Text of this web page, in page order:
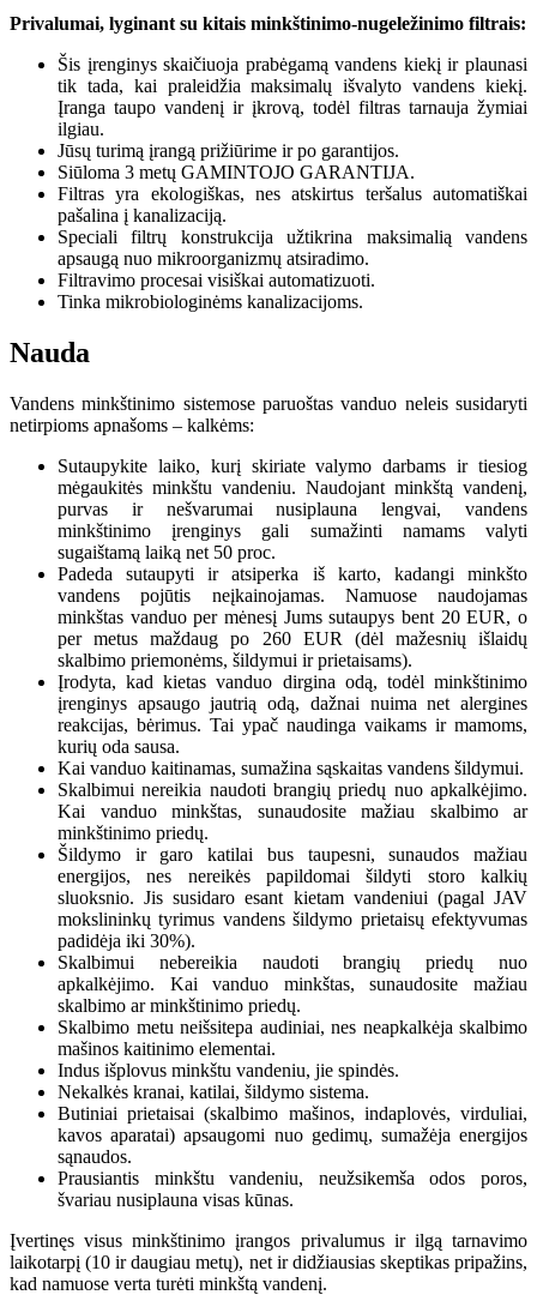
Privalumai, lyginant su kitais minkštinimo-nugeležinimo filtrais:
Šis įrenginys skaičiuoja prabėgamą vandens kiekį ir plaunasi
tik tada, kai praleidžia maksimalų išvalyto vandens kiekį.
Įranga taupo vandenį ir įkrovą, todėl filtras tarnauja žymiai
ilgiau.
Jūsų turimą įrangą prižiūrime ir po garantijos.
Siūloma 3 metų GAMINTOJO GARANTIJA.
Filtras yra ekologiškas, nes atskirtus teršalus automatiškai
pašalina į kanalizaciją.
Speciali filtrų konstrukcija užtikrina maksimalią vandens
apsaugą nuo mikroorganizmų atsiradimo.
Filtravimo procesai visiškai automatizuoti.
Tinka mikrobiologinėms kanalizacijoms.
Nauda
Vandens minkštinimo sistemose paruoštas vanduo neleis susidaryti
netirpioms apnašoms – kalkėms:
Sutaupykite laiko, kurį skiriate valymo darbams ir tiesiog
mėgaukitės minkštu vandeniu. Naudojant minkštą vandenį,
purvas ir nešvarumai nusiplauna lengvai, vandens
minkštinimo įrenginys gali sumažinti namams valyti
sugaištamą laiką net 50 proc.
Padeda sutaupyti ir atsiperka iš karto, kadangi minkšto
vandens pojūtis neįkainojamas. Namuose naudojamas
minkštas vanduo per mėnesį Jums sutaupys bent 20 EUR, o
per metus maždaug po 260 EUR (dėl mažesnių išlaidų
skalbimo priemonėms, šildymui ir prietaisams).
Įrodyta, kad kietas vanduo dirgina odą, todėl minkštinimo
įrenginys apsaugo jautrią odą, dažnai nuima net alergines
reakcijas, bėrimus. Tai ypač naudinga vaikams ir mamoms,
kurių oda sausa.
Kai vanduo kaitinamas, sumažina sąskaitas vandens šildymui.
Skalbimui nereikia naudoti brangių priedų nuo apkalkėjimo.
Kai vanduo minkštas, sunaudosite mažiau skalbimo ar
minkštinimo priedų.
Šildymo ir garo katilai bus taupesni, sunaudos mažiau
energijos, nes nereikės papildomai šildyti storo kalkių
sluoksnio. Jis susidaro esant kietam vandeniui (pagal JAV
mokslininkų tyrimus vandens šildymo prietaisų efektyvumas
padidėja iki 30%).
Skalbimui nebereikia naudoti brangių priedų nuo
apkalkėjimo. Kai vanduo minkštas, sunaudosite mažiau
skalbimo ar minkštinimo priedų.
Skalbimo metu neišsitepa audiniai, nes neapkalkėja skalbimo
mašinos kaitinimo elementai.
Indus išplovus minkštu vandeniu, jie spindės.
Nekalkės kranai, katilai, šildymo sistema.
Butiniai prietaisai (skalbimo mašinos, indaplovės, virduliai,
kavos aparatai) apsaugomi nuo gedimų, sumažėja energijos
sąnaudos.
Prausiantis minkštu vandeniu, neužsikemša odos poros,
švariau nusiplauna visas kūnas.
Įvertinęs visus minkštinimo įrangos privalumus ir ilgą tarnavimo
laikotarpį (10 ir daugiau metų), net ir didžiausias skeptikas pripažins,
kad namuose verta turėti minkštą vandenį.